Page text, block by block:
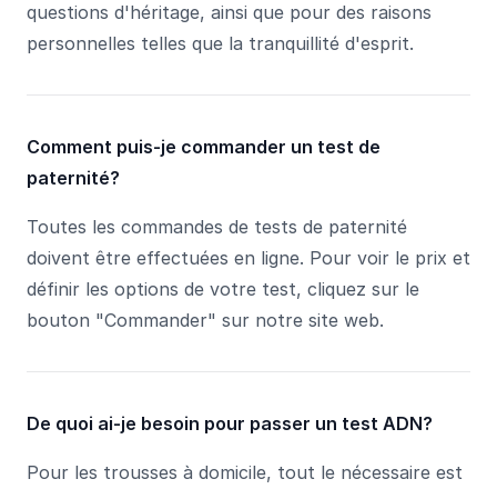
questions d'héritage, ainsi que pour des raisons
personnelles telles que la tranquillité d'esprit.
Comment puis-je commander un test de
paternité?
Toutes les commandes de tests de paternité
doivent être effectuées en ligne. Pour voir le prix et
définir les options de votre test, cliquez sur le
bouton "Commander" sur notre site web.
De quoi ai-je besoin pour passer un test ADN?
Pour les trousses à domicile, tout le nécessaire est